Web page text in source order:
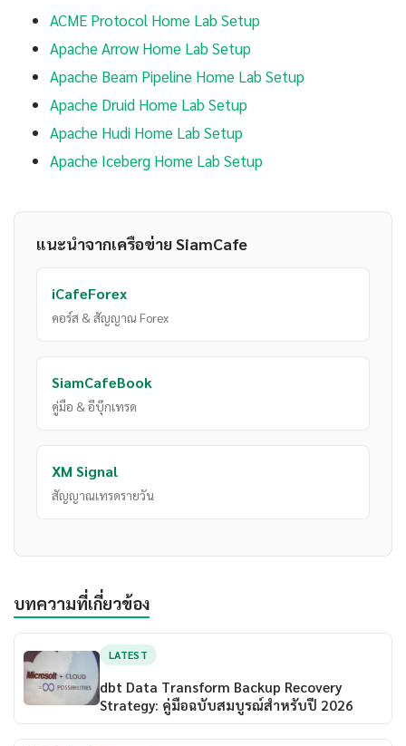
ACME Protocol Home Lab Setup
Apache Arrow Home Lab Setup
Apache Beam Pipeline Home Lab Setup
Apache Druid Home Lab Setup
Apache Hudi Home Lab Setup
Apache Iceberg Home Lab Setup
แนะนำจากเครือข่าย SiamCafe
iCafeForex
คอร์ส & สัญญาณ Forex
SiamCafeBook
คู่มือ & อีบุ๊กเทรด
XM Signal
สัญญาณเทรดรายวัน
บทความที่เกี่ยวข้อง
LATEST
dbt Data Transform Backup Recovery
Strategy: คู่มือฉบับสมบูรณ์สำหรับปี 2026